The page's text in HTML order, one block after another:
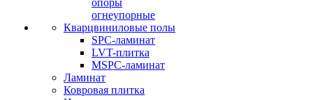
опоры
огнеупорные
Кварцвиниловые полы
SPC-ламинат
LVT-плитка
MSPC-ламинат
Ламинат
Ковровая плитка